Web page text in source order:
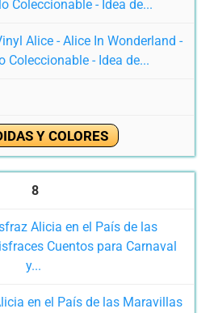
Alice - Alice In Wonderland -
Coleccionable - Idea de...
Y COLORES
8
en el País de las Maravillas